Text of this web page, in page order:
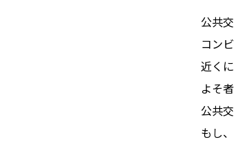
公共
コン
近く
よそ
公共
もし